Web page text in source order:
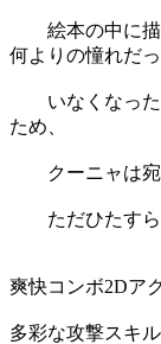
絵本の中に描
何よりの憧れだっ
いなくなった
ため、
クーニャは宛
ただひたすら
爽快コンボ2Dア
多彩な攻撃スキ